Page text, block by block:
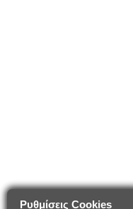
Ρυθμίσεις Cookies